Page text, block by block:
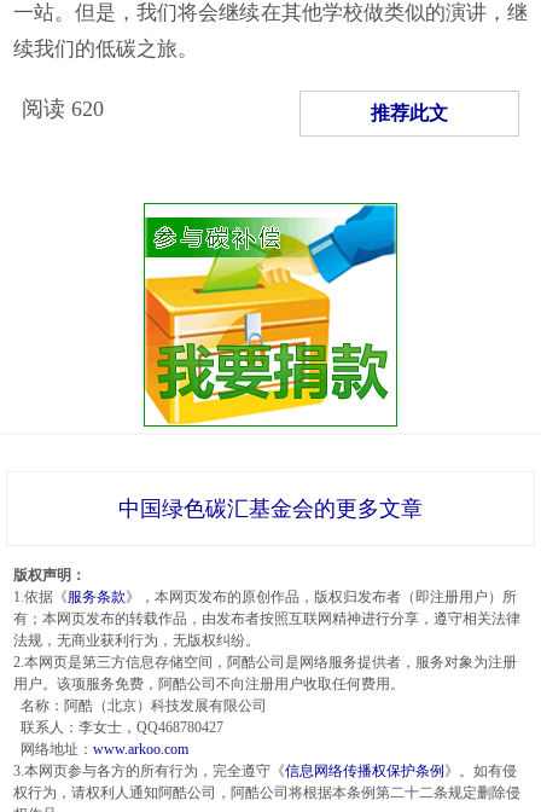
一站。但是，我们将会继续在其他学校做类似的演讲，继
续我们的低碳之旅。
阅读 620 推荐此文
中国绿色碳汇基金会的更多文章
版权声明：
1.依据《服务条款》，本网页发布的原创作品，版权归发布者（即注册用户）所
有；本网页发布的转载作品，由发布者按照互联网精神进行分享，遵守相关法律
法规，无商业获利行为，无版权纠纷。
2.本网页是第三方信息存储空间，阿酷公司是网络服务提供者，服务对象为注册
用户。该项服务免费，阿酷公司不向注册用户收取任何费用。
名称：阿酷（北京）科技发展有限公司
联系人：李女士，QQ468780427
网络地址： www.arkoo.com
3.本网页参与各方的所有行为，完全遵守《信息网络传播权保护条例 》。如有侵
权行为，请权利人通知阿酷公司，阿酷公司将根据本条例第二十二条规定删除侵